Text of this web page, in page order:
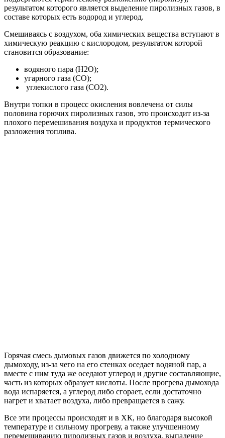
результатом которого является выделение пиролизных газов, в
составе которых есть водород и углерод.
Смешиваясь с воздухом, оба химических вещества вступают в
химическую реакцию с кислородом, результатом которой
становится образование:
водяного пара (Н2О);
угарного газа (СО);
углекислого газа (СО2).
Внутри топки в процесс окисления вовлечена от силы
половина горючих пиролизных газов, это происходит из-за
плохого перемешивания воздуха и продуктов термического
разложения топлива.
Горячая смесь дымовых газов движется по холодному
дымоходу, из-за чего на его стенках оседает водяной пар, а
вместе с ним туда же оседают углерод и другие составляющие,
часть из которых образует кислоты. После прогрева дымохода
вода испаряется, а углерод либо сгорает, если достаточно
нагрет и хватает воздуха, либо превращается в сажу.
Все эти процессы происходят и в ХК, но благодаря высокой
температуре и сильному прогреву, а также улучшенному
перемешиванию пиролизных газов и воздуха, выпадение